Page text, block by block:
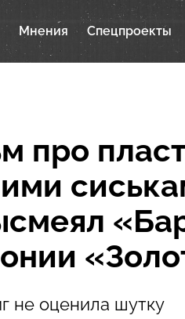
Мнения Спецпроекты
про
не оценила шутку